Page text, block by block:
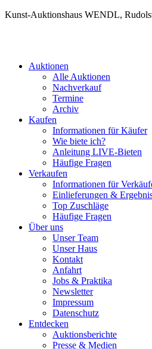
Kunst-Auktionshaus WENDL,
Auktionen
Alle Auktionen
Nachverkauf
Termine
Archiv
Kaufen
Informationen für Käufer
Wie biete ich?
Anleitung LIVE-Bieten
Häufige Fragen
Verkaufen
Informationen für
Einlieferungen &
Top Zuschläge
Häufige Fragen
Über uns
Unser Team
Unser Haus
Kontakt
Anfahrt
Jobs & Praktika
Newsletter
Impressum
Datenschutz
Entdecken
Auktionsberichte
Presse & Medien